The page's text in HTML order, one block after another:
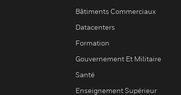
Bâtiments Commerciaux
Datacenters
Formation
Gouvernement Et Militaire
Santé
Enseignement Supérieur